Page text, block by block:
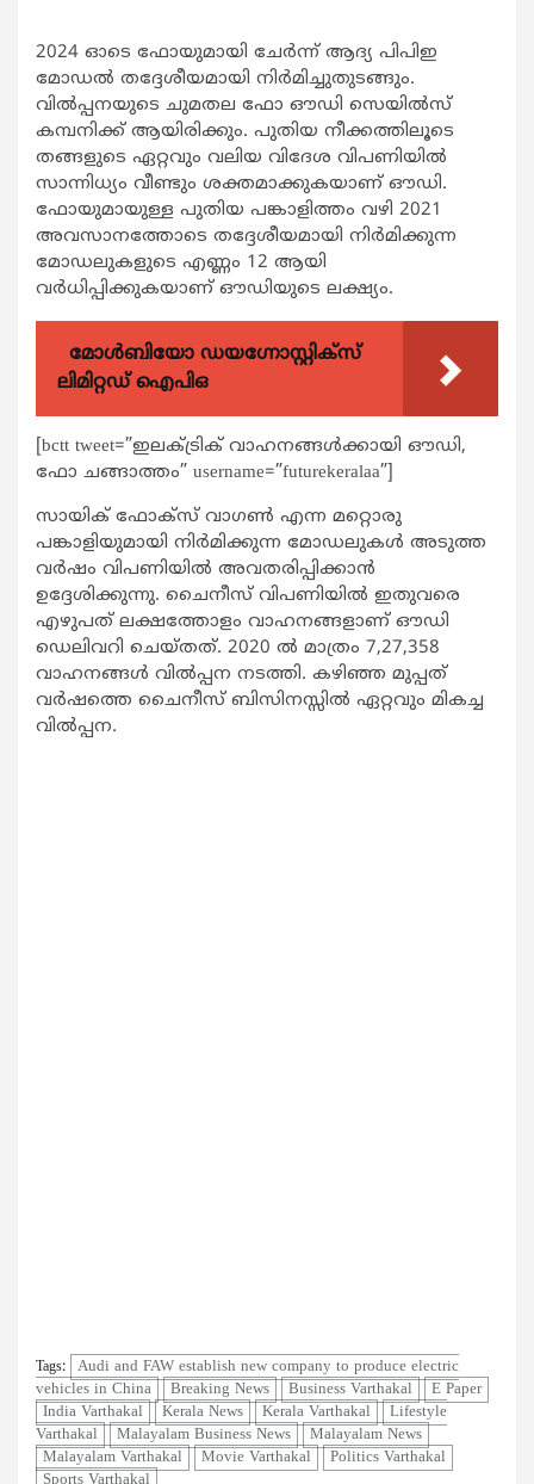
2024 ഓടെ ഫോയുമായി ചേര്‍ന്ന് ആദ്യ പിപിഇ
മോഡല്‍ തദ്ദേശീയമായി നിര്‍മിച്ചുതുടങ്ങും.
വില്‍പ്പനയുടെ ചുമതല ഫോ ഔഡി സെയില്‍സ്
കമ്പനിക്ക് ആയിരിക്കും. പുതിയ നീക്കത്തിലൂടെ
തങ്ങളുടെ ഏറ്റവും വലിയ വിദേശ വിപണിയില്‍
സാന്നിധ്യം വീണ്ടും ശക്തമാക്കുകയാണ് ഔഡി.
ഫോയുമായുള്ള പുതിയ പങ്കാളിത്തം വഴി 2021
അവസാനത്തോടെ തദ്ദേശീയമായി നിര്‍മിക്കുന്ന
മോഡലുകളുടെ എണ്ണം 12 ആയി
വര്‍ധിപ്പിക്കുകയാണ് ഔഡിയുടെ ലക്ഷ്യം.
മോൾബിയോ ഡയഗ്നോസ്റ്റിക്സ്
ലിമിറ്റഡ് ഐപിഒ
[bctt tweet=”ഇലക്ട്രിക് വാഹനങ്ങള്‍ക്കായി ഔഡി,
ഫോ ചങ്ങാത്തം” username=”futurekeralaa”]
സായിക് ഫോക്‌സ് വാഗണ്‍ എന്ന മറ്റൊരു
പങ്കാളിയുമായി നിര്‍മിക്കുന്ന മോഡലുകള്‍ അടുത്ത
വര്‍ഷം വിപണിയില്‍ അവതരിപ്പിക്കാന്‍
ഉദ്ദേശിക്കുന്നു. ചൈനീസ് വിപണിയില്‍ ഇതുവരെ
എഴുപത് ലക്ഷത്തോളം വാഹനങ്ങളാണ് ഔഡി
ഡെലിവറി ചെയ്തത്. 2020 ല്‍ മാത്രം 7,27,358
വാഹനങ്ങള്‍ വില്‍പ്പന നടത്തി. കഴിഞ്ഞ മുപ്പത്
വര്‍ഷത്തെ ചൈനീസ് ബിസിനസ്സില്‍ ഏറ്റവും മികച്ച
വില്‍പ്പന.
Tags:
Audi and FAW establish new company to produce electric
vehicles in China
Breaking News Business Varthakal
E Paper
India Varthakal
Kerala News Kerala Varthakal
Lifestyle
Varthakal
Malayalam Business News
Malayalam News
Malayalam Varthakal
Movie Varthakal
Politics Varthakal